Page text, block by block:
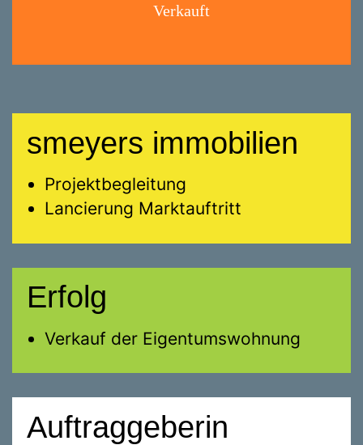
Verkauft
smeyers immobilien
Projektbegleitung
Lancierung Marktauftritt
Erfolg
Verkauf der Eigentumswohnung
Auftraggeberin